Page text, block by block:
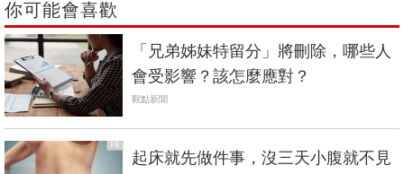
你可能會喜歡
「兄弟姊妹特留分」將刪除，哪些人
會受影響？該怎麼應對？
觀點新聞
PR
起床就先做件事，沒三天小腹就不見